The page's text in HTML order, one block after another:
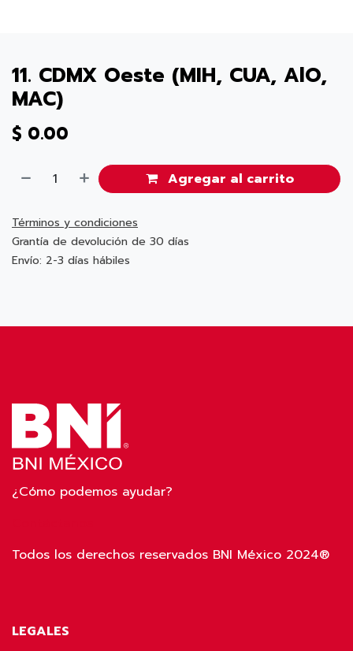
11. CDMX Oeste (MIH, CUA, AlO,
MAC)
$ 0.00
Agregar al carrito
Términos y condiciones
Grantía de devolución de 30 días
Envío: 2-3 días hábiles
¿Cómo podemos ayudar?
Todos los derechos reservados BNI México 2024®
LEGALES